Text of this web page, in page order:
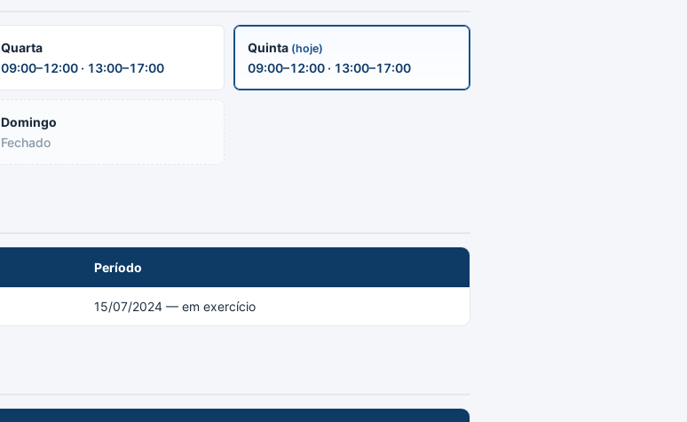
Quarta
09:00–12:00 · 13:00–17:00
Quinta (hoje)
09:00–12:00 · 13:00–17:00
Domingo
Fechado
Período
15/07/2024 — em exercício